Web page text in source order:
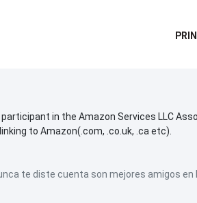
participant in the Amazon Services LLC
to Amazon(.com, .co.uk, .ca etc).
te diste cuenta son mejores amigos en